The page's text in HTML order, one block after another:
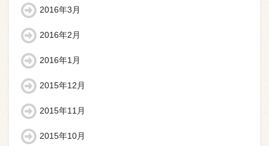
2016年3月
2016年2月
2016年1月
2015年12月
2015年11月
2015年10月